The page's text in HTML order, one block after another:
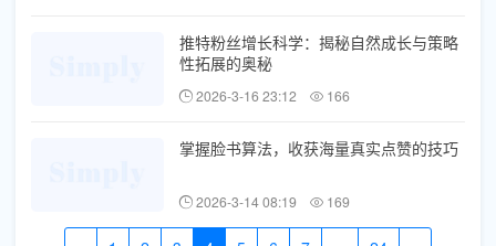
推特粉丝增长科学：揭秘自然成长与策略
性拓展的奥秘
2026-3-16 23:12 166
掌握脸书算法，收获海量真实点赞的技巧
2026-3-14 08:19 169